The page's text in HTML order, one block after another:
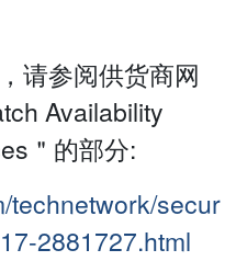
请参阅供货商网
Availability
＂的部分:
technetwork/secur
2881727.html